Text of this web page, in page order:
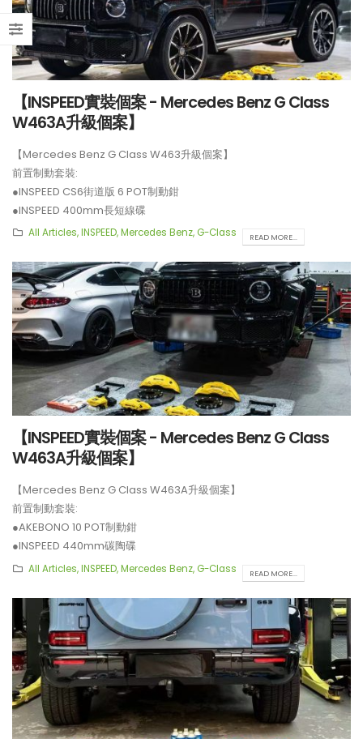
【INSPEED實裝個案 - Mercedes Benz G Class
W463A升級個案】
【Mercedes Benz G Class W463升級個案】
前置制動套裝:
●INSPEED CS6街道版 6 POT制動鉗
●INSPEED 400mm長短線碟
後置制動套裝:
●INSPEED 380mm長短線碟
**制動套裝適用於20吋或以上車鈴安裝。
All Articles,INSPEED,Mercedes Benz, G-Class READ MORE...
【INSPEED實裝個案 - Mercedes Benz G Class
W463A升級個案】
【Mercedes Benz G Class W463A升級個案】
前置制動套裝:
●AKEBONO 10 POT制動鉗
●INSPEED 440mm碳陶碟
後置制動套裝:
●BELFE EPB 電子手剎
●INSPEED 390mm碳陶碟
**制動套裝適用於22吋或以上車鈴安裝。
All Articles,INSPEED,Mercedes Benz, G-Class READ MORE...